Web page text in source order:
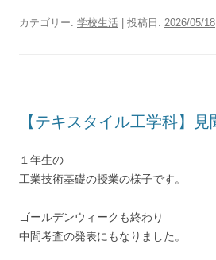
カテゴリー: 学校生活 | 投稿日: 2026/05/18
【テキスタイル工学科】
１年生の
工業技術基礎の授業の様子です。
ゴールデンウィークも終わり
中間考査の発表にもなりました。